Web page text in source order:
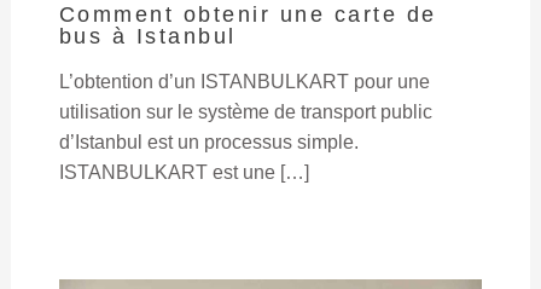
Comment obtenir une carte de
bus à Istanbul
L’obtention d’un ISTANBULKART pour une
utilisation sur le système de transport public
d’Istanbul est un processus simple.
ISTANBULKART est une […]